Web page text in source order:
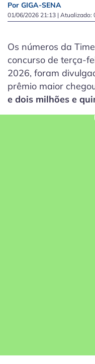
Por GIGA-SENA
01/06/2026 21:13 | Atualizado:
Os números da
concurso de terça-
2026, foram
prêmio maior
e dois milhões e